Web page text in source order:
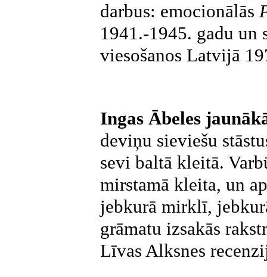
darbus: emocionālās
1941.-1945. gadu un
viesošanos Latvijā
Ingas Ābeles
deviņu sieviešu
sevi baltā kleitā.
mirstamā kleita, un
jebkurā mirklī,
grāmatu izsakās
Līvas Alksnes